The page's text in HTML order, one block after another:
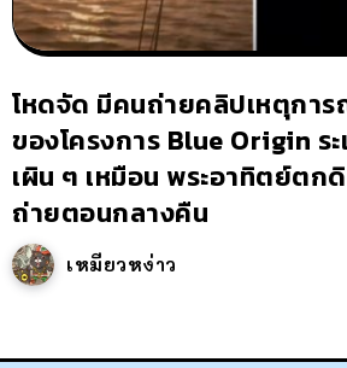
โหดจัด มีคนถ่ายคลิปเหตุกา
ของโครงการ Blue Origin ร
เผิน ๆ เหมือน พระอาทิตย์ตก
ถ่ายตอนกลางคืน
เหมียวหง่าว